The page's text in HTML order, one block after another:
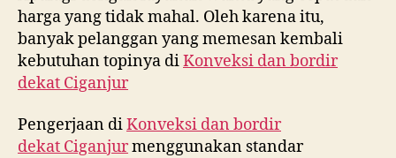
harga yang tidak mahal. Oleh karena itu,
banyak pelanggan yang memesan kembali
kebutuhan topinya diKonveksi dan bordir
dekat Ciganjur
Pengerjaan diKonveksi dan bordir
dekat Ciganjurmenggunakan standar